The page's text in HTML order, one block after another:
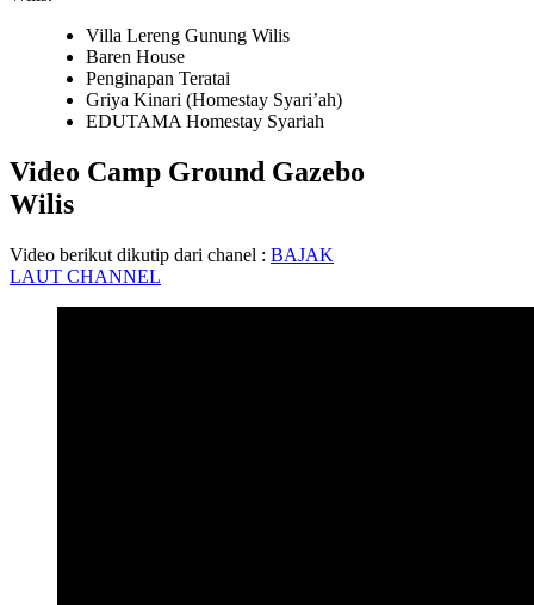
Villa Lereng Gunung Wilis
Baren House
Penginapan Teratai
Griya Kinari (Homestay Syari’ah)
EDUTAMA Homestay Syariah
Video Camp Ground Gazebo
Wilis
Video berikut dikutip dari chanel : BAJAK
LAUT CHANNEL